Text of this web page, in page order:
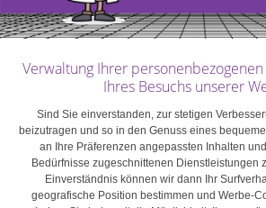
eingetreten ist. Dieser Irrtum ist
Monte-Carlo-Fehler bekannt,
zurückgeht, der sich 1913 in
Fürstentums ereignete. Während
die Kugel 26 Mal hintereinander auf
Da die Spieler nicht glauben
weiterhin auf Schwarz fallen wird,
Spiel gegen die Farbe gewettet
Millionen Francs verloren.
Verwaltung Ihrer
Ihres Besuchs unserer
Sind Sie einverstanden, zur stetigen
beizutragen und so in den Genuss eines
an Ihre Präferenzen angepassten Inhalten
Bedürfnisse zugeschnittenen Dienstleistungen
Einverständnis können wir dann Ihr
geografische Position bestimmen und Werbe-